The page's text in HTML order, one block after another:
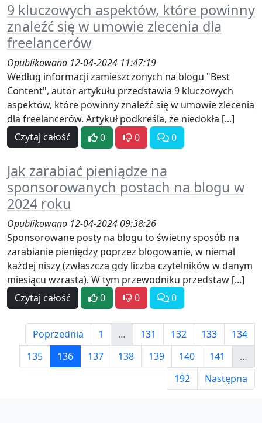
9 kluczowych aspektów, które powinny
znaleźć się w umowie zlecenia dla
freelancerów
Opublikowano 12-04-2024 11:47:19
Według informacji zamieszczonych na blogu "Best
Content", autor artykułu przedstawia 9 kluczowych
aspektów, które powinny znaleźć się w umowie zlecenia
dla freelancerów. Artykuł podkreśla, że niedokła [...]
Czytaj całość
0 0 0
Jak zarabiać pieniądze na
sponsorowanych postach na blogu w
2024 roku
Opublikowano 12-04-2024 09:38:26
Sponsorowane posty na blogu to świetny sposób na
zarabianie pieniędzy poprzez blogowanie, w niemal
każdej niszy (zwłaszcza gdy liczba czytelników w danym
miesiącu wzrasta). W tym przewodniku przedstaw [...]
Czytaj całość
0 0 0
Poprzednia 1 … 131 132 133
134
135
136 137 138 139 140 141
…
192
Następna